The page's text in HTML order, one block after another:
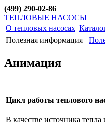
(499) 290-02-86
ТЕПЛОВЫЕ НАСОСЫ
О тепловых насосах
Полезная информация
Анимация
Цикл работы теплового
В качестве источника